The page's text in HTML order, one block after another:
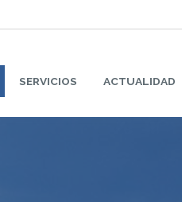
SERVICIOS ACTUALIDAD